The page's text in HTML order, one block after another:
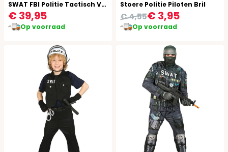
SWAT FBI Politie Tactisch Vest Zwart Jongens Meisjes
€ 39,95
Op voorraad
Stoere Politie Piloten Bril
€ 3,95
€ 4,55
Op voorraad